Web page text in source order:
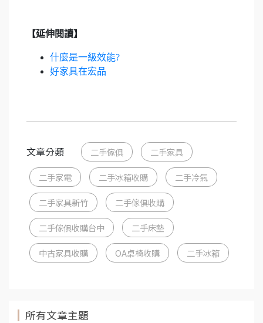
【延伸閱讀】
什麼是一級效能?
好家具在宏品
文章分類 二手傢俱 二手家具
二手家電 二手冰箱收購 二手冷氣
二手家具新竹 二手傢俱收購
二手傢俱收購台中 二手床墊
中古家具收購 OA桌椅收購 二手冰箱
所有文章主題